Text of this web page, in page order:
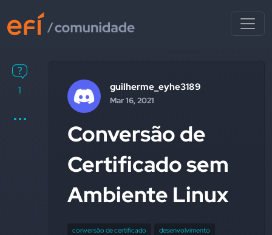
1 guilherme_eyhe3189
Mar 16, 2021
Conversão de
Certificado sem
Ambiente Linux
conversão de certificado
desenvolvimento